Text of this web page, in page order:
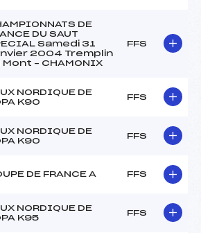
DE
DU SAUT
Samedi 31
2004 Tremplin
Mont – CHAMONIX
FFS
NORDIQUE DE
K90
FFS
NORDIQUE DE
K90
FFS
DE FRANCE A FFS
NORDIQUE DE
K95
FFS